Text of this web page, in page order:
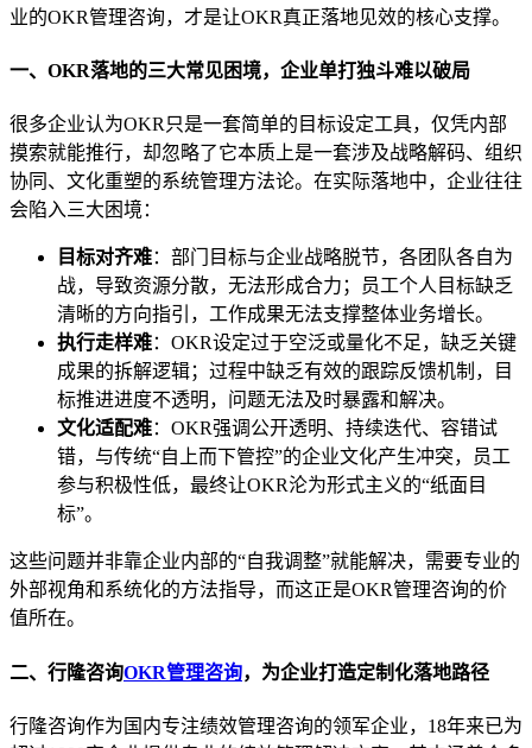
业的OKR管理咨询，才是让OKR真正落地见效的核心支撑。
一、OKR落地的三大常见困境，企业单打独斗难以破局
很多企业认为OKR只是一套简单的目标设定工具，仅凭内部
摸索就能推行，却忽略了它本质上是一套涉及战略解码、组织
协同、文化重塑的系统管理方法论。在实际落地中，企业往往
会陷入三大困境：
目标对齐难：部门目标与企业战略脱节，各团队各自为
战，导致资源分散，无法形成合力；员工个人目标缺乏
清晰的方向指引，工作成果无法支撑整体业务增长。
执行走样难：OKR设定过于空泛或量化不足，缺乏关键
成果的拆解逻辑；过程中缺乏有效的跟踪反馈机制，目
标推进进度不透明，问题无法及时暴露和解决。
文化适配难：OKR强调公开透明、持续迭代、容错试
错，与传统“自上而下管控”的企业文化产生冲突，员工
参与积极性低，最终让OKR沦为形式主义的“纸面目
标”。
这些问题并非靠企业内部的“自我调整”就能解决，需要专业的
外部视角和系统化的方法指导，而这正是OKR管理咨询的价
值所在。
二、行隆咨询OKR管理咨询，为企业打造定制化落地路径
行隆咨询作为国内专注绩效管理咨询的领军企业，18年来已为